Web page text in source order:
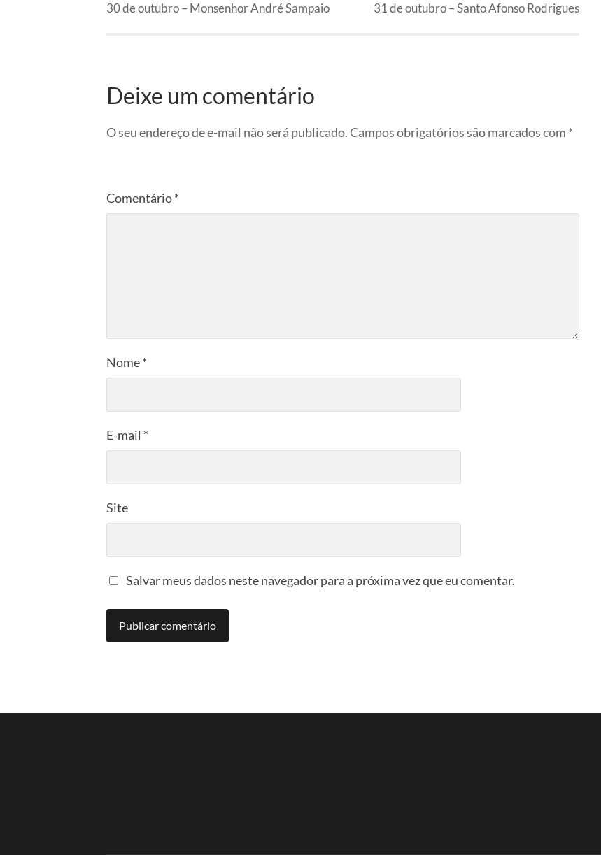
30 de outubro – Monsenhor André Sampaio 31 de outubro – Santo Afonso Rodrigues
Deixe um comentário
O seu endereço de e-mail não será publicado.Campos obrigatórios são marcados com *
Comentário*
Nome*
E-mail *
Site
Salvar meus dados neste navegador para a próxima vez que eu comentar.